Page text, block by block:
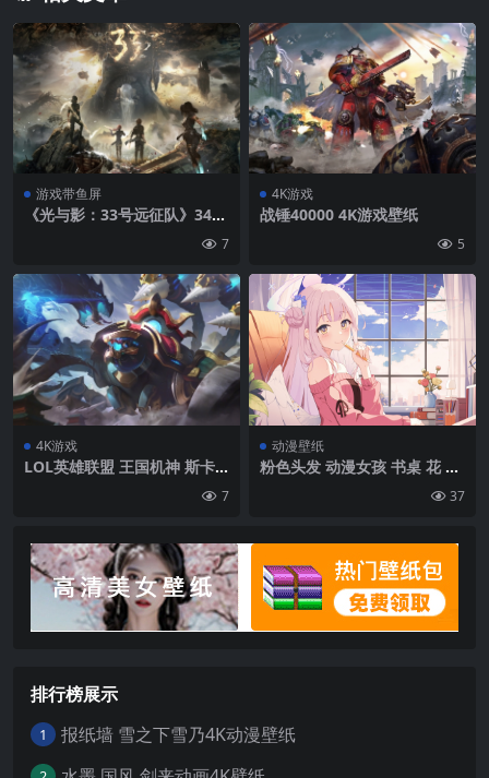
游戏带鱼屏
《光与影：33号远征队》3440
7
4K游戏
战锤40000 4K游戏壁纸
5
4K游戏
LOL英雄联盟 王国机神 斯卡
7
动漫壁纸
粉色头发 动漫女孩 书桌 花 窗
37
排行榜展示
1 报纸墙 雪之下雪乃4K动漫壁纸